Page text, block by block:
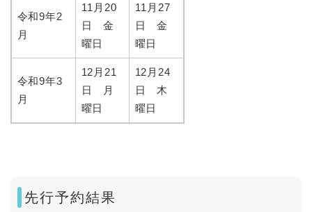
令和9年2
月
11月20
日 金
曜日
11月27
日 金
曜日
令和9年3
月
12月21
日 月
曜日
12月24
日 木
曜日
先行予約結果